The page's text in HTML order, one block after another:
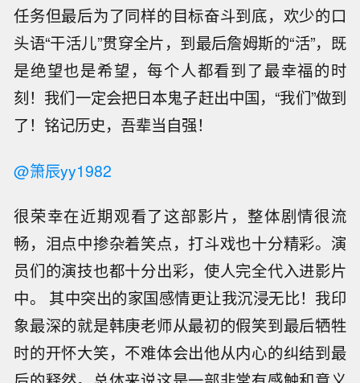
任务但最后为了同样的目标奋斗到底，欢少的口
头语“干活儿”贯穿全片，到最后詹姆斯的“活”，既
是绝望也是希望，每个人都看到了最幸福的时
刻！我们一定会把日本鬼子赶出中国，“我们”做到
了！铭记历史，吾辈当自强！
@箫辰yy1982
很荣幸在近期观看了这部影片，整体剧情很流
畅，泪点中掺杂着笑点，打斗戏也十分精彩。演
员们的演技也都十分出彩，使人完全代入进影片
中。 其中突出的家国感情更让我沉浸无比！我印
象最深的就是韩庚老师从最初的假笑到最后牺牲
时的开怀大笑，不难体会出他从内心的纠结到最